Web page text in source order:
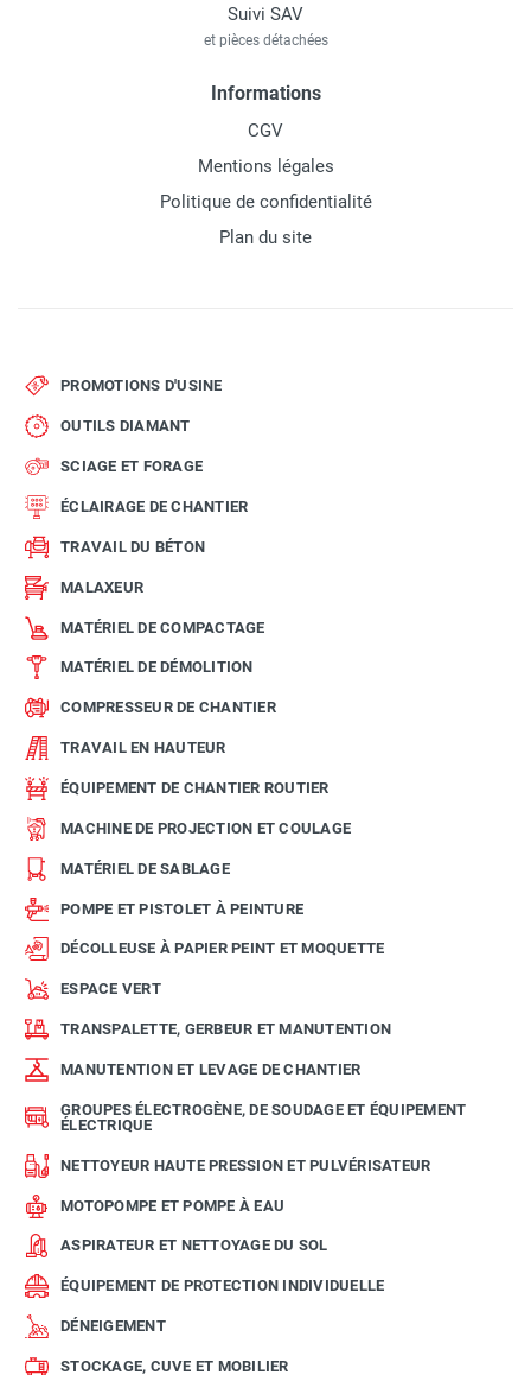
Suivi SAV
et pièces détachées
Informations
CGV
Mentions légales
Politique de confidentialité
Plan du site
PROMOTIONS D'USINE
OUTILS DIAMANT
SCIAGE ET FORAGE
ÉCLAIRAGE DE CHANTIER
TRAVAIL DU BÉTON
MALAXEUR
MATÉRIEL DE COMPACTAGE
MATÉRIEL DE DÉMOLITION
COMPRESSEUR DE CHANTIER
TRAVAIL EN HAUTEUR
ÉQUIPEMENT DE CHANTIER ROUTIER
MACHINE DE PROJECTION ET COULAGE
MATÉRIEL DE SABLAGE
POMPE ET PISTOLET À PEINTURE
DÉCOLLEUSE À PAPIER PEINT ET MOQUETTE
ESPACE VERT
TRANSPALETTE, GERBEUR ET MANUTENTION
MANUTENTION ET LEVAGE DE CHANTIER
GROUPES ÉLECTROGÈNE, DE SOUDAGE ET ÉQUIPEMENT
ÉLECTRIQUE
NETTOYEUR HAUTE PRESSION ET PULVÉRISATEUR
MOTOPOMPE ET POMPE À EAU
ASPIRATEUR ET NETTOYAGE DU SOL
ÉQUIPEMENT DE PROTECTION INDIVIDUELLE
DÉNEIGEMENT
STOCKAGE, CUVE ET MOBILIER